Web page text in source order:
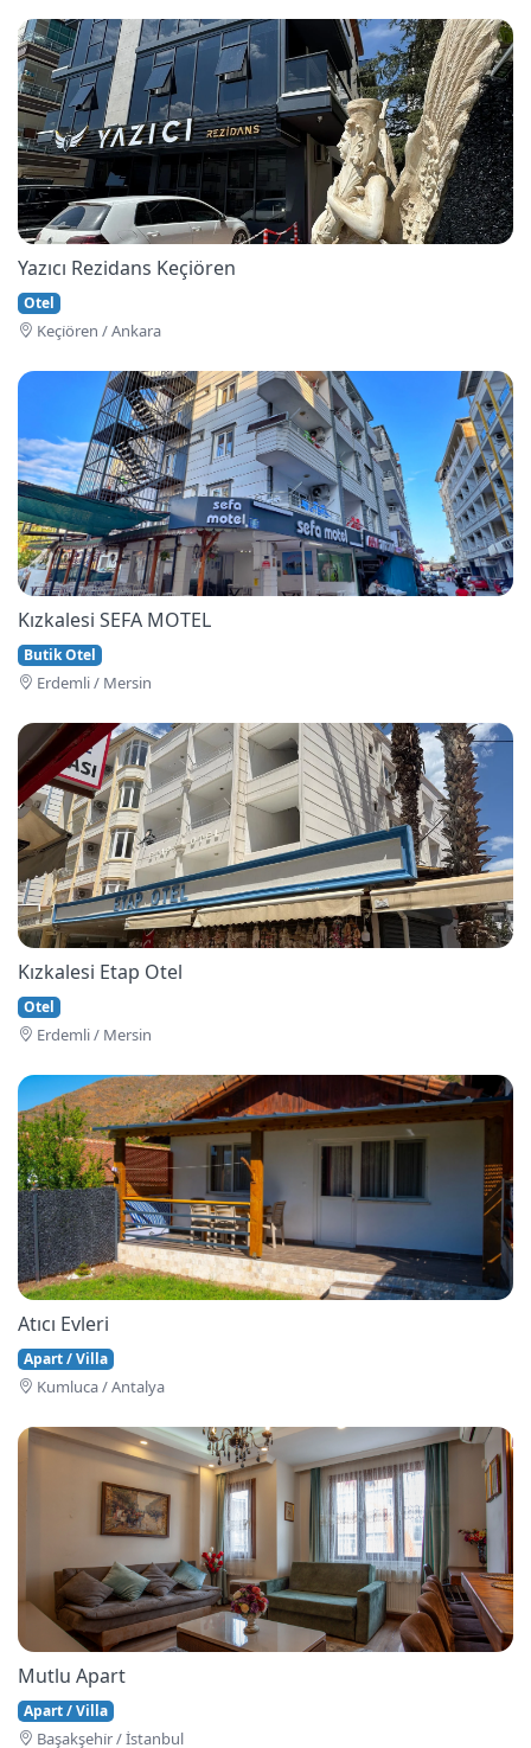
Yazıcı Rezidans Keçiören
Otel
Keçi̇ören / Ankara
Kızkalesi SEFA MOTEL
Butik Otel
Erdemli / Mersin
Kızkalesi Etap Otel
Otel
Erdemli / Mersin
Atıcı Evleri
Apart / Villa
Kumluca / Antalya
Mutlu Apart
Apart / Villa
Başakşehi̇r / İstanbul